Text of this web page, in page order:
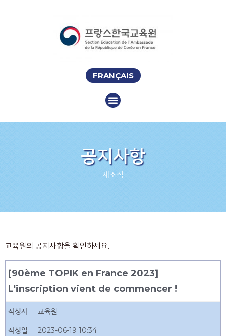
FRANÇAIS
공지사항
새소식
교육원의 공지사항을 확인하세요.
[90ème TOPIK en France 2023]
L'inscription vient de commencer !
작성자 교육원
작성일 2023-06-19 10:34